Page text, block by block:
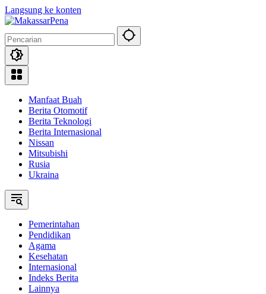
Langsung ke konten
Manfaat Buah
Berita Otomotif
Berita Teknologi
Berita Internasional
Nissan
Mitsubishi
Rusia
Ukraina
Pemerintahan
Pendidikan
Agama
Kesehatan
Internasional
Indeks Berita
Lainnya